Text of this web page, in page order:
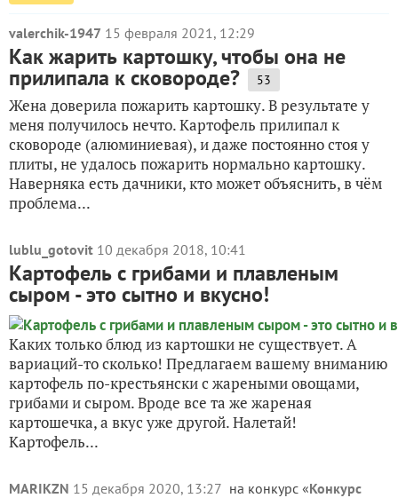
valerchik-1947 15 февраля 2021, 12:29
Как жарить картошку, чтобы она не
прилипала к сковороде? 53
Жена доверила пожарить картошку. В результате у
меня получилось нечто. Картофель прилипал к
сковороде (алюминиевая), и даже постоянно стоя у
плиты, не удалось пожарить нормально картошку.
Наверняка есть дачники, кто может объяснить, в чём
проблема...
lublu_gotovit 10 декабря 2018, 10:41
Картофель с грибами и плавленым
сыром - это сытно и вкусно!
Каких только блюд из картошки не существует. А
вариаций-то сколько! Предлагаем вашему вниманию
картофель по-крестьянски с жареными овощами,
грибами и сыром. Вроде все та же жареная
картошечка, а вкус уже другой. Налетай!
Картофель...
MARIKZN 15 декабря 2020, 13:27 на конкурс «Конкурс